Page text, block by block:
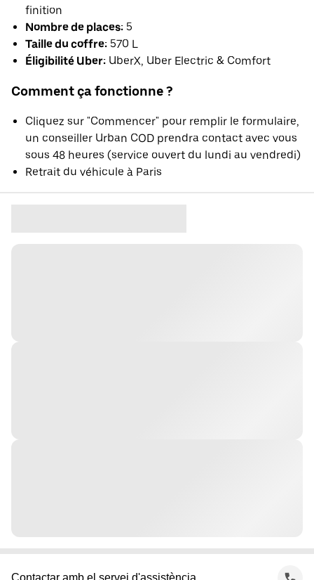
finition
Nombre de places: 5
Taille du coffre: 570 L
Éligibilité Uber: UberX, Uber Electric & Comfort
Comment ça fonctionne ?
Cliquez sur "Commencer" pour remplir le formulaire,
un conseiller Urban COD prendra contact avec vous
sous 48 heures (service ouvert du lundi au vendredi)
Retrait du véhicule à Paris
Contactar amb el servei d'assistència